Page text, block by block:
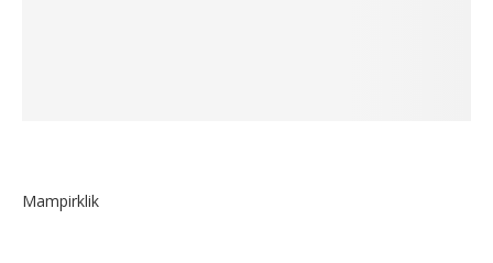
Mampirklik